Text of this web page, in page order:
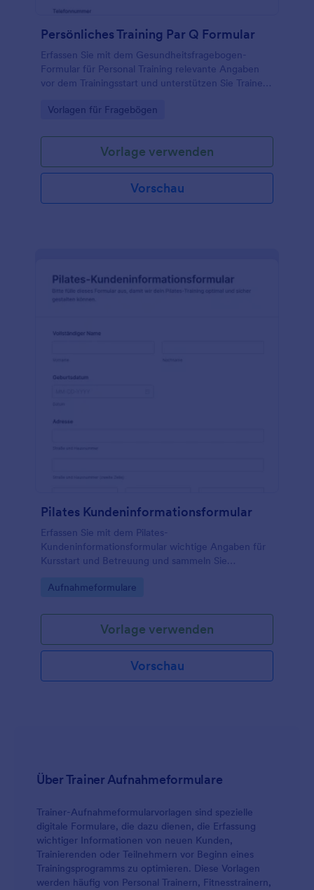
Persönliches Training Par Q Formular
Erfassen Sie mit dem Gesundheitsfragebogen-
Formular für Personal Training relevante Angaben
vor dem Trainingsstart und unterstützen Sie Trainer,
und digitalen Datenerfassung mit Jotform.
Go to Category:
Vorlagen für Fragebögen
Vorlage verwenden
Vorschau
Pilates Kundeninformationsformular
Erfassen Sie mit dem Pilates-
Kundeninformationsformular wichtige Angaben für
Kursstart und Betreuung und sammeln Sie
Jotform.
Go to Category:
Aufnahmeformulare
Vorlage verwenden
Vorschau
Über Trainer Aufnahmeformulare
Trainer-Aufnahmeformularvorlagen sind spezielle
digitale Formulare, die dazu dienen, die Erfassung
wichtiger Informationen von neuen Kunden,
Trainierenden oder Teilnehmern vor Beginn eines
Trainingsprogramms zu optimieren. Diese Vorlagen
werden häufig von Personal Trainern, Fitnesstrainern,